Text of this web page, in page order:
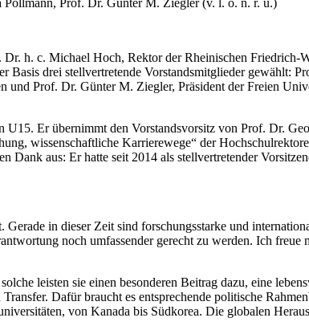
h. c. Michael Hoch, Rektor der Rheinischen Friedrich-
Basis drei stellvertretende Vorstandsmitglieder gewählt:
Prof. Dr. Günter M. Ziegler, Präsident der Freien
Er übernimmt den Vorstandsvorsitz von Prof. Dr.
wissenschaftliche Karrierewege“ der
aus: Er hatte seit 2014 als stellvertretender
in dieser Zeit sind forschungsstarke und
noch umfassender gerecht zu werden. Ich
leisten sie einen besonderen Beitrag dazu, eine
Dafür braucht es entsprechende politische
von Kanada bis Südkorea. Die globalen